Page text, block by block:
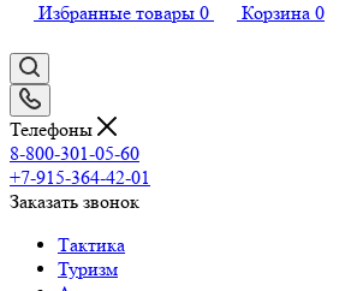
Избранные товары 0 Корзина 0
Телефоны
8-800-301-05-60
+7-915-364-42-01
Заказать звонок
Тактика
Туризм